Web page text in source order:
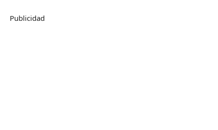
Publicidad